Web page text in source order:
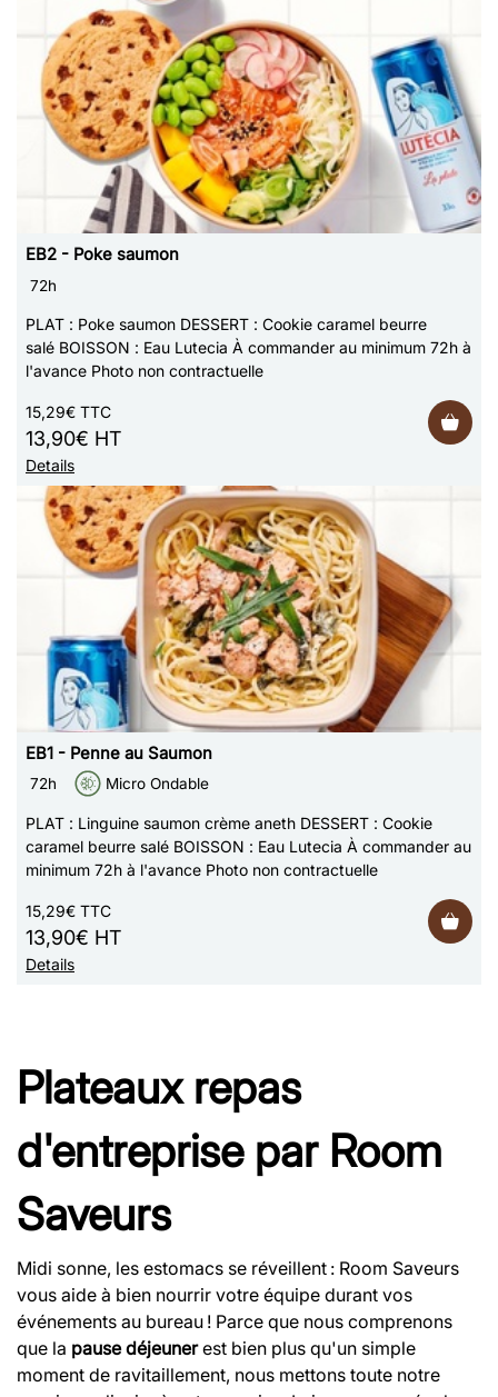
EB2 - Poke saumon
72h
PLAT : Poke saumon DESSERT : Cookie caramel beurre
salé BOISSON : Eau Lutecia À commander au minimum 72h à
l'avance Photo non contractuelle
15,29€ TTC
13,90€ HT
Details
EB1 - Penne au Saumon
72h Micro Ondable
PLAT : Linguine saumon crème aneth DESSERT : Cookie
caramel beurre salé BOISSON : Eau Lutecia À commander au
minimum 72h à l'avance Photo non contractuelle
15,29€ TTC
13,90€ HT
Details
Plateaux repas
d'entreprise par Room
Saveurs
Midi sonne, les estomacs se réveillent : Room Saveurs
vous aide à bien nourrir votre équipe durant vos
événements au bureau ! Parce que nous comprenons
que la pause déjeunerest bien plus qu'un simple
moment de ravitaillement, nous mettons toute notre